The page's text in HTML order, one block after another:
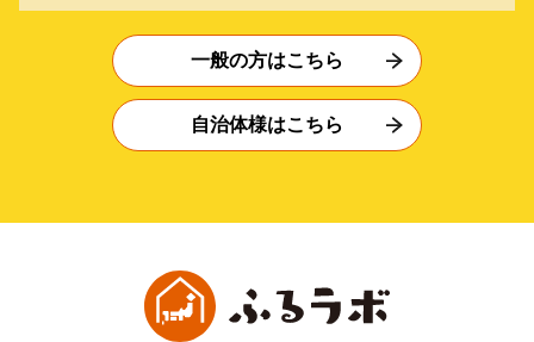
一般の方はこちら
自治体様はこちら